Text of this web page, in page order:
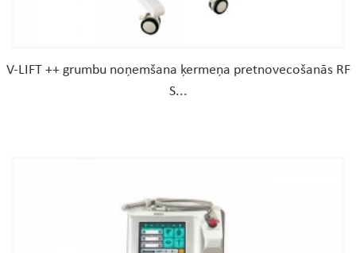
V-LIFT ++ grumbu noņemšana ķermeņa pretnovecošanās RF
S...